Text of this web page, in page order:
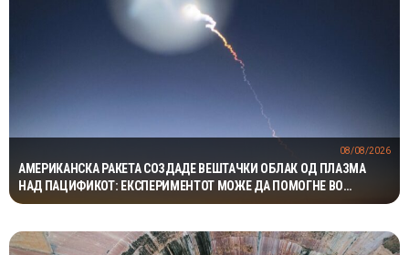
АМЕРИКАНСКА РАКЕТА СОЗДАДЕ ВЕШТАЧКИ ОБЛАК ОД ПЛАЗМА
НАД ПАЦИФИКОТ: ЕКСПЕРИМЕНТОТ МОЖЕ ДА ПОМОГНЕ ВО
ЗАШТИТАТА НА САТЕЛИТИТЕ
08/08/2026